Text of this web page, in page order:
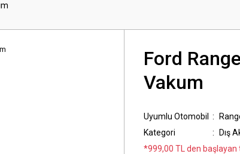
Ford
Vakum
Uyumlu Otomobil
Kategori
Dış
*999,00 TL den başlayan